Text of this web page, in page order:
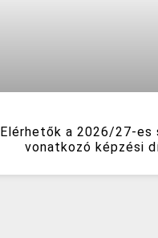
Elérhetők a 2026/27-es
vonatkozó képzési